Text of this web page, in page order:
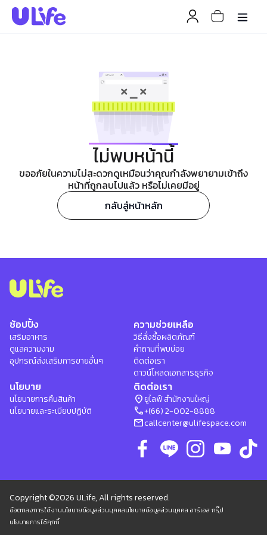
ไม่พบหน้านี้
ขออภัยในความไม่สะดวกดูเหมือนว่าคุณกำลังพยายามเข้าถึง
หน้าที่ถูกลบไปแล้ว หรือไม่เคยมีอยู่
กลับสู่หน้าหลัก
ช้อปปิ้ง
เสริมอาหาร
ดูแลความงาม
อุปกรณ์ส่งเสริมการขายอื่นๆ
ความช่วยเหลือ
วิธีสั่งซื้อผลิตภัณฑ์
คำถามที่พบบ่อย
ติดต่อเรา
ดาวน์โหลดเอกสารธุรกิจ
นโยบาย
นโยบายการคืนสินค้า
นโยบายและระเบียบปฏิบัติ
ติดต่อเรา
location_onยูไลฟ์ สำนักงานใหญ่
phone+(66) 2-002-8888
mailcallcenter@ulifespace.com
Copyright ©2026 ULife, All rights reserved.
ข้อตกลงการใช้งานนโยบายข้อมูลส่วนบุคคลนโยบายข้อมูลส่วนบุคคล อาร์เอส กรุ๊ป
นโยบายการใช้คุกกี้